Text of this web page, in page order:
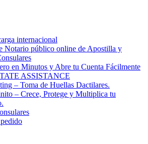
internacional
Notario público online de Apostilla y
en Minutos y Abre tu Cuenta Fácilmente
ASSISTANCE
– Toma de Huellas Dactilares.
– Crece, Protege y Multiplica tu